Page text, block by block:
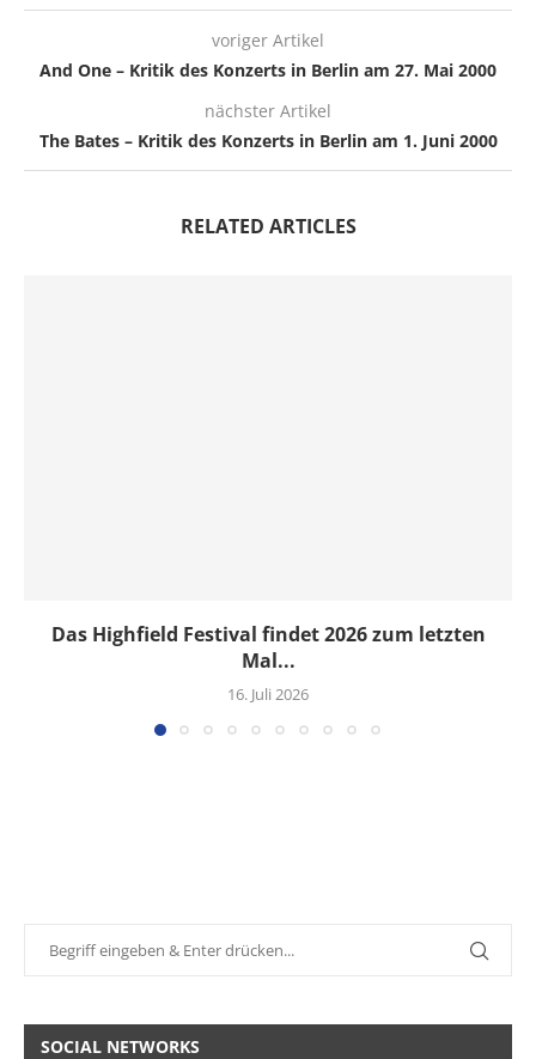
voriger Artikel
And One – Kritik des Konzerts in Berlin am 27. Mai 2000
nächster Artikel
The Bates – Kritik des Konzerts in Berlin am 1. Juni 2000
RELATED ARTICLES
Das Highfield Festival findet 2026 zum letzten
Mal...
16. Juli 2026
SOCIAL NETWORKS